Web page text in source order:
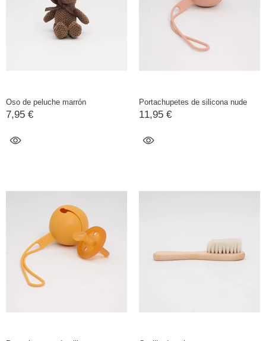
Oso de peluche marrón
7,95 €
Portachupetes de silicona nude
11,95 €